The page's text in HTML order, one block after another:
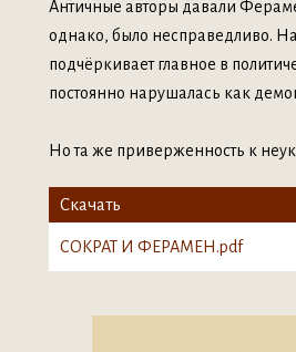
Античные авторы давали
однако, было несправедливо.
подчёркивает главное в
постоянно нарушалась как
Но та же приверженность к
Скачать
СОКРАТ И ФЕРАМЕН.pdf